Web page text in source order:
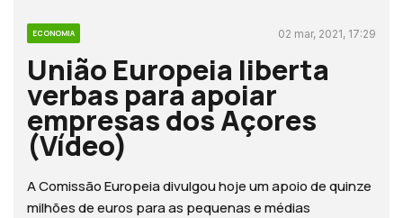
ECONOMIA 02 mar, 2021, 17:29
União Europeia liberta
verbas para apoiar
empresas dos Açores
(Vídeo)
A Comissão Europeia divulgou hoje um apoio de quinze
milhões de euros para as pequenas e médias